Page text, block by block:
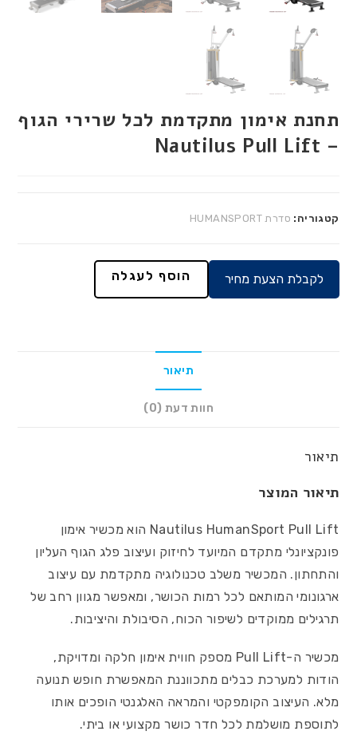
תחנת אימון מתקדמת לכל שרירי הגוף
קטגוריה: סדרת HUMANSPORT
לקבלת הצעת מחיר הוסף לעגלה
תיאור
חוות דעת (0)
תיאור
תיאור המוצר
Nautilus HumanSport Pull Lift הוא מכשיר אימון
פונקציונלי מתקדם המיועד לחיזוק ועיצוב פלג הגוף העליון
והתחתון. המכשיר משלב טכנולוגיה מתקדמת עם עיצוב
ארגונומי המותאם לכל רמות הכושר, ומאפשר מגוון רחב של
תרגילים ממוקדים לשיפור הכוח, הסיבולת והיציבות.
מכשיר ה-Pull Lift מספק חווית אימון חלקה ומדויקת,
הודות למערכת כבלים מתכווננת המאפשרת חופש תנועה
מלא. העיצוב הקומפקטי והמראה האלגנטי הופכים אותו
לתוספת מושלמת לכל חדר כושר מקצועי או ביתי.